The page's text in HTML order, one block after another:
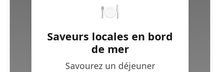
🍽️
Saveurs locales en bord
de mer
Savourez un déjeuner